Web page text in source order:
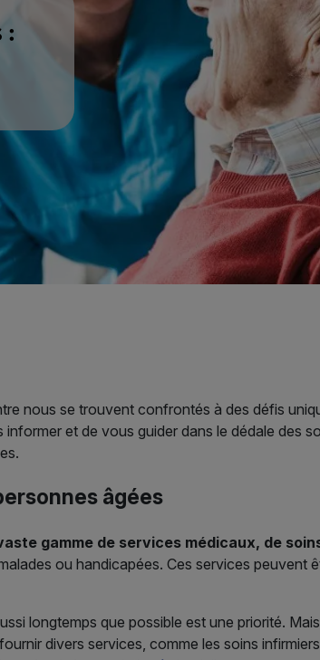
:
nous se trouvent confrontés à des défis
et de vous guider dans le dédale des
âgées
gamme de services médicaux, de
ou handicapées. Ces services peuvent
longtemps que possible est une priorité.
divers services, comme les soins